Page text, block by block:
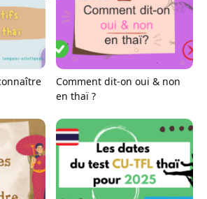
Comment dit-on oui & non
en thaï ?